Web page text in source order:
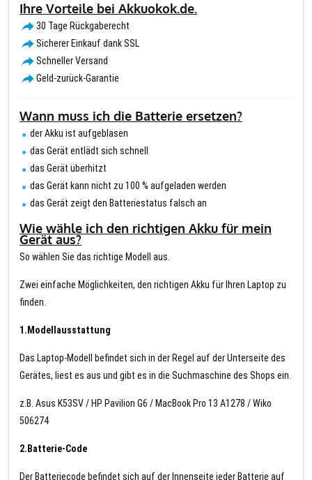
Ihre Vorteile bei Akkuokok.de.
30 Tage Rückgaberecht
Sicherer Einkauf dank SSL
Schneller Versand
Geld-zurück-Garantie
Wann muss ich die Batterie ersetzen?
der Akku ist aufgeblasen
das Gerät entlädt sich schnell
das Gerät überhitzt
das Gerät kann nicht zu 100 % aufgeladen werden
das Gerät zeigt den Batteriestatus falsch an
Wie wähle ich den richtigen Akku für mein
Gerät aus?
So wählen Sie das richtige Modell aus.
Zwei einfache Möglichkeiten, den richtigen Akku für Ihren Laptop zu
finden.
1.Modellausstattung
Das Laptop-Modell befindet sich in der Regel auf der Unterseite des
Gerätes, liest es aus und gibt es in die Suchmaschine des Shops ein.
z.B. Asus K53SV / HP Pavilion G6 / MacBook Pro 13 A1278 / Wiko
506274
2.Batterie-Code
Der Batteriecode befindet sich auf der Innenseite jeder Batterie auf